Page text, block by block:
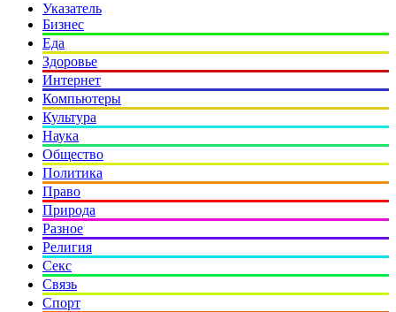
Указатель
Бизнес
Еда
Здоровье
Интернет
Компьютеры
Культура
Наука
Общество
Политика
Право
Природа
Разное
Религия
Секс
Связь
Спорт